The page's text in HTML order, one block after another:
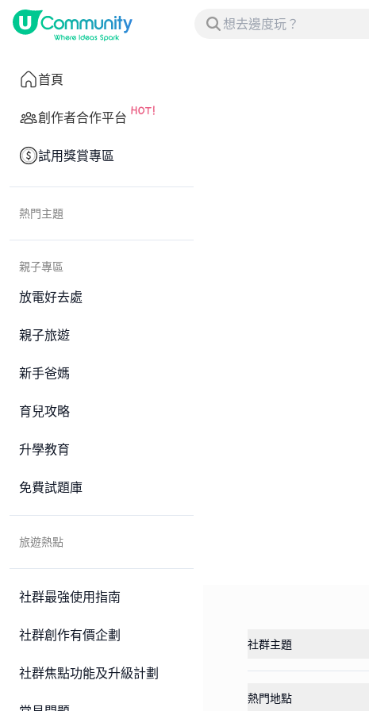
首頁
創作者合作平台
試用獎賞專區
熱門主題
親子專區
放電好去處
親子旅遊
新手爸媽
育兒攻略
升學教育
免費試題庫
旅遊熱點
社群最強使用指南
社群創作有價企劃
社群焦點功能及升級計劃
社群主題
熱門地點